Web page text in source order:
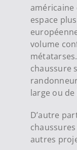
espace
volume
chaussure
large ou
D’autre
autres